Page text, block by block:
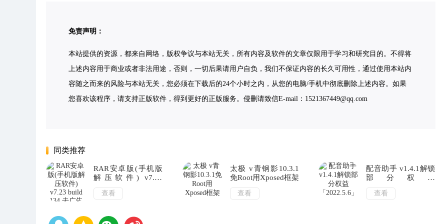
免责声明：
本站提供的资源，都来自网络，版权争议与本站无关，所有内容及软件的文章仅限用于学习和研究目的。不得将
上述内容用于商业或者非法用途，否则，一切后果请用户自负，我们不保证内容的长久可用性，通过使用本站内
容随之而来的风险与本站无关，您必须在下载后的24个小时之内，从您的电脑/手机中彻底删除上述内容。如果
您喜欢该程序，请支持正版软件，得到更好的正版服务。侵删请致信E-mail：1521367449@qq.com
同类推荐
RAR安卓版(手机版
解压软件) v7.23
build 134 去广告版
查看
太极 v青钢影10.3.1
免Root用Xposed框架
查看
配音助手 v1.4.1解锁
部分权益
「2022.5.6」
查看